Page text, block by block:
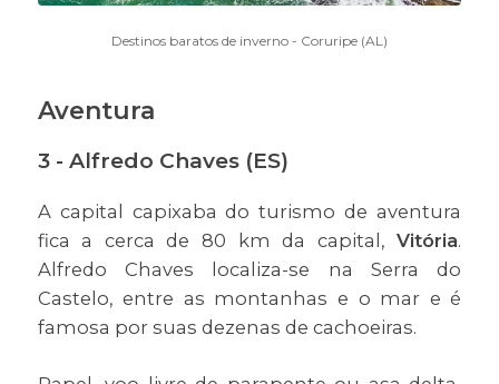
Destinos baratos de inverno - Coruripe (AL)
Aventura
3 - Alfredo Chaves (ES)
A capital capixaba do turismo de aventura
fica a cerca de 80 km da capital,Vitória.
Alfredo Chaves localiza-se na Serra do
Castelo, entre as montanhas e o mar e é
famosa por suas dezenas de cachoeiras.